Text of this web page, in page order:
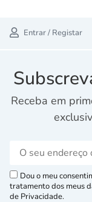
Entrar / Registar
Receba em
Dou o meu
tratamento dos meus
de Privacidade.